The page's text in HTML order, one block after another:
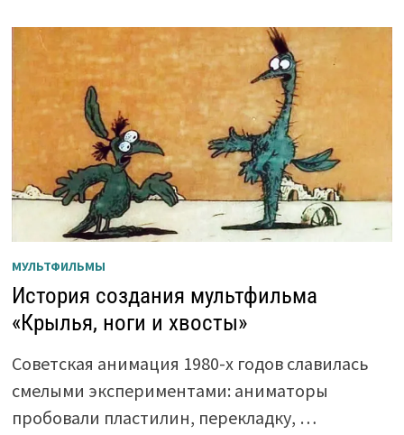
МУЛЬТФИЛЬМЫ
История создания мультфильма
«Крылья, ноги и хвосты»
Советская анимация 1980-х годов славилась
смелыми экспериментами: аниматоры
пробовали пластилин, перекладку, …